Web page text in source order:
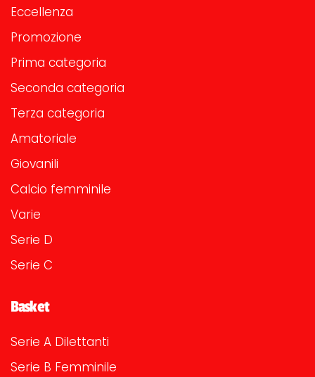
Eccellenza
Promozione
Prima categoria
Seconda categoria
Terza categoria
Amatoriale
Giovanili
Calcio femminile
Varie
Serie D
Serie C
Basket
Serie A Dilettanti
Serie B Femminile